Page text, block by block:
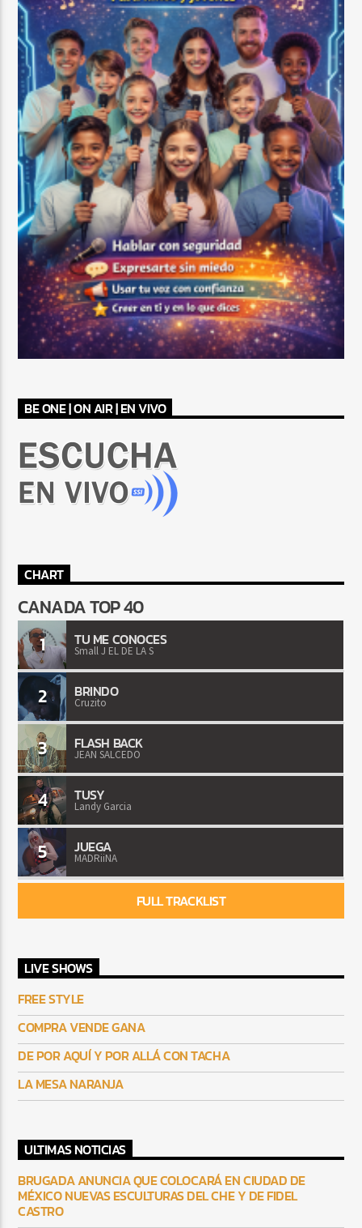
BE ONE | ON AIR | EN VIVO
CHART
CANADA TOP 40
1 TU ME CONOCES
Small J EL DE LA S
2 BRINDO
Cruzito
3 FLASH BACK
JEAN SALCEDO
4 TUSY
Landy Garcia
5 JUEGA
MADRiiNA
FULL TRACKLIST
LIVE SHOWS
FREE STYLE
COMPRA VENDE GANA
DE POR AQUÍ Y POR ALLÁ CON TACHA
LA MESA NARANJA
ULTIMAS NOTICIAS
BRUGADA ANUNCIA QUE COLOCARÁ EN CIUDAD DE
MÉXICO NUEVAS ESCULTURAS DEL CHE Y DE FIDEL
CASTRO